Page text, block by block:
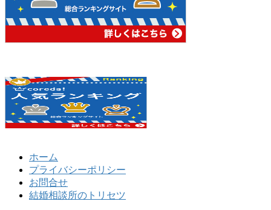
ホーム
プライバシーポリシー
お問合せ
結婚相談所のトリセツ